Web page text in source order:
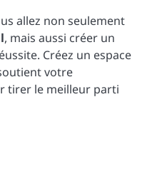
allez non seulement
, mais aussi créer un
Créez un espace
votre
tirer le meilleur parti